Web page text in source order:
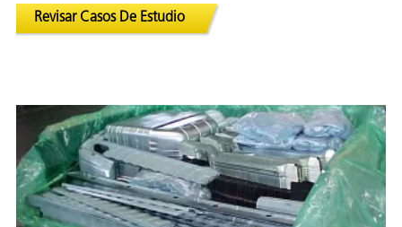
Revisar Casos De Estudio